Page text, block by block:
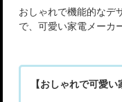
おしゃれで機能的なデ
で、可愛い家電メーカ
【おしゃれで可愛い